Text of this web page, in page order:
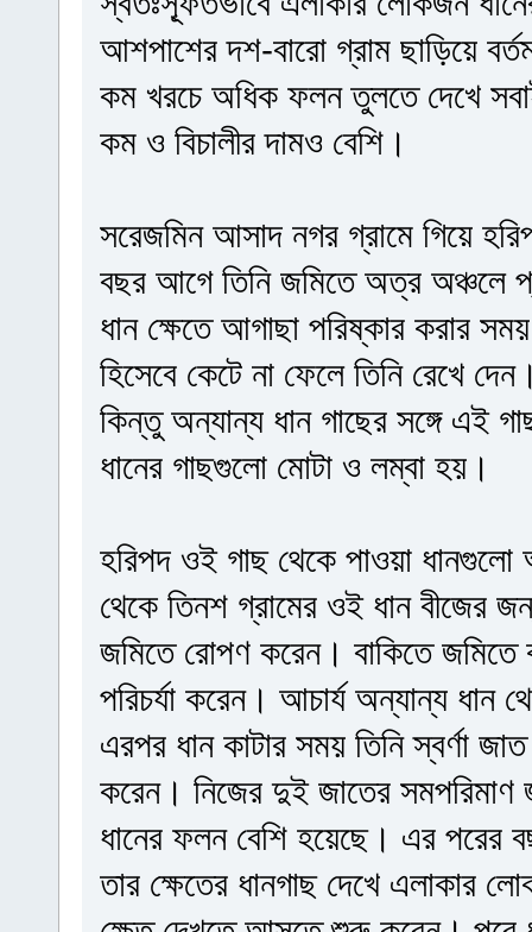
আশপাশের দশ-বারো গ্রাম ছাড়িয়ে
কম খরচে অধিক ফলন তুলতে দেখে
কম ও বিচালীর দামও বেশি।
সরেজমিন আসাদ নগর গ্রামে গিয়ে
বছর আগে তিনি জমিতে অত্র অঞ্চলে
ধান ক্ষেতে আগাছা পরিষ্কার করার
হিসেবে কেটে না ফেলে তিনি রেখে
কিন্তু অন্যান্য ধান গাছের সঙ্গে এই
ধানের গাছগুলো মোটা ও লম্বা হয়।
হরিপদ ওই গাছ থেকে পাওয়া
থেকে তিনশ গ্রামের ওই ধান বীজের
জমিতে রোপণ করেন। বাকিতে
পরিচর্যা করেন। আচার্য অন্যান্য
এরপর ধান কাটার সময় তিনি স্বর্ণা
করেন। নিজের দুই জাতের সমপরিমাণ
ধানের ফলন বেশি হয়েছে। এর পরের
তার ক্ষেতের ধানগাছ দেখে